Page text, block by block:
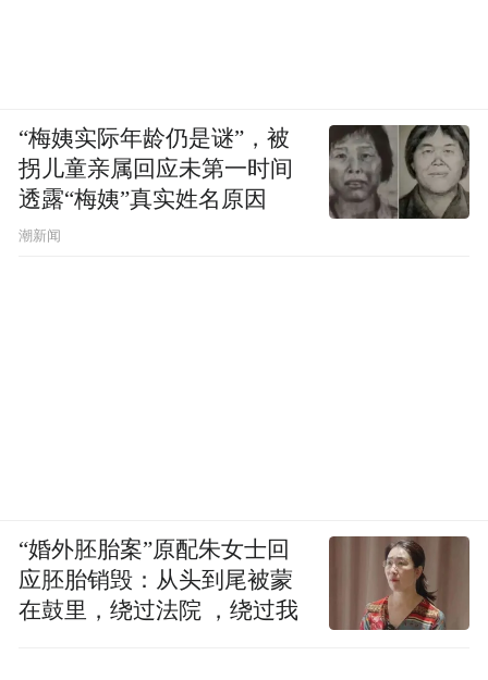
“梅姨实际年龄仍是谜”，被
拐儿童亲属回应未第一时间
透露“梅姨”真实姓名原因
潮新闻
“婚外胚胎案”原配朱女士回
应胚胎销毁：从头到尾被蒙
在鼓里，绕过法院 ，绕过我